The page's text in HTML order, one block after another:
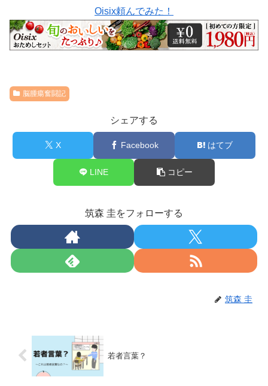
Oisix頼んでみた！
脳腫瘍奮闘記
シェアする
X Facebook はてブ
LINE コピー
筑森 圭をフォローする
筑森 圭
若者言葉？